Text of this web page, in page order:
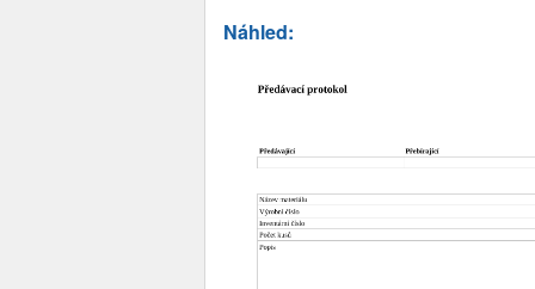
Náhled: